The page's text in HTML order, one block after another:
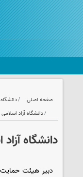
صفحه اصلی
دانشگاه
دانشگاه آزاد اسلامی
دانشگاه
دبیر هیئت